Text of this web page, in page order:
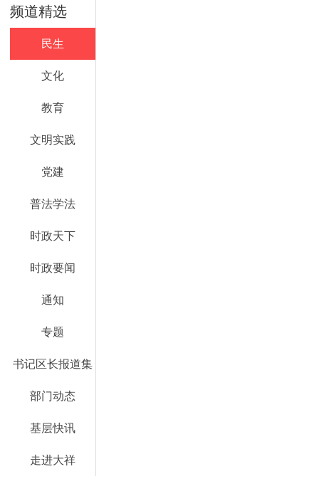
频道精选
民生
文化
教育
文明实践
党建
普法学法
时政天下
时政要闻
通知
专题
书记区长报道集
部门动态
基层快讯
走进大祥